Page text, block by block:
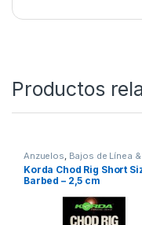
Productos
Anzuelos Bajos de Línea &
Leadcore, Material Montajes
Korda Chod Rig Short
Barbed – 2,5 cm